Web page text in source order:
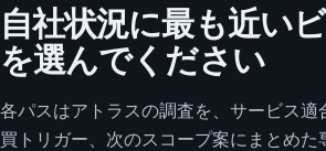
自社状況に最も近い
を選んでください
各パスはアトラスの調査を、サービス
買トリガー、次のスコープ案にまとめ